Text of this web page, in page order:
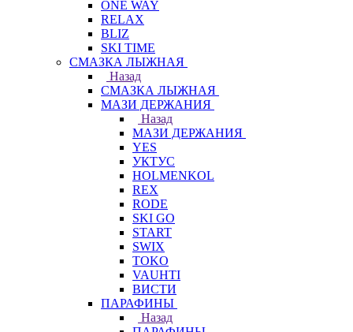
ONE WAY
RELAX
BLIZ
SKI TIME
СМАЗКА ЛЫЖНАЯ
Назад
СМАЗКА ЛЫЖНАЯ
МАЗИ ДЕРЖАНИЯ
Назад
МАЗИ ДЕРЖАНИЯ
YES
УКТУС
HOLMENKOL
REX
RODE
SKI GO
START
SWIX
TOKO
VAUHTI
ВИСТИ
ПАРАФИНЫ
Назад